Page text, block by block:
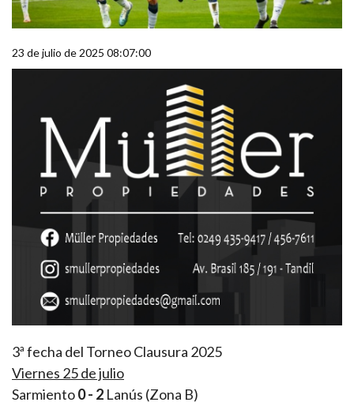
23 de julio de 2025 08:07:00
3ª fecha del Torneo Clausura 2025
Viernes 25 de julio
Sarmiento0 - 2 Lanús (Zona B)